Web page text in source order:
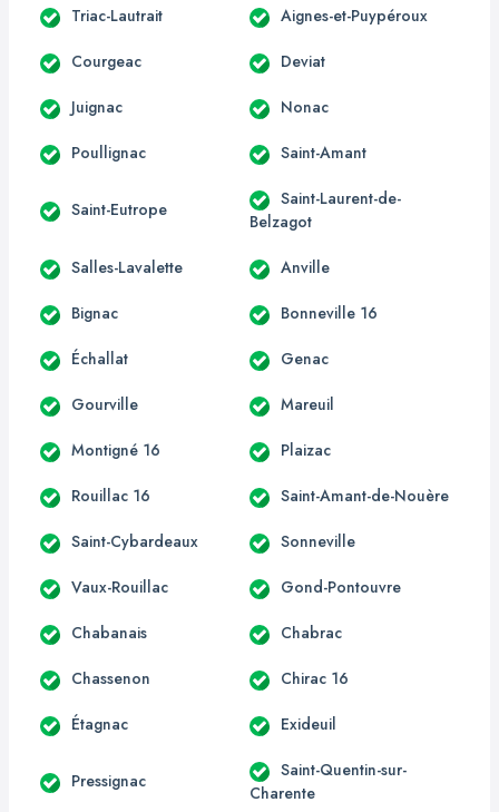
Triac-Lautrait Aignes-et-Puypéroux
Courgeac Deviat
Juignac Nonac
Poullignac Saint-Amant
Saint-Eutrope
Saint-Laurent-de-
Belzagot
Salles-Lavalette Anville
Bignac Bonneville 16
Échallat Genac
Gourville Mareuil
Montigné 16 Plaizac
Rouillac 16 Saint-Amant-de-Nouère
Saint-Cybardeaux Sonneville
Vaux-Rouillac Gond-Pontouvre
Chabanais Chabrac
Chassenon Chirac 16
Étagnac Exideuil
Pressignac
Saint-Quentin-sur-
Charente